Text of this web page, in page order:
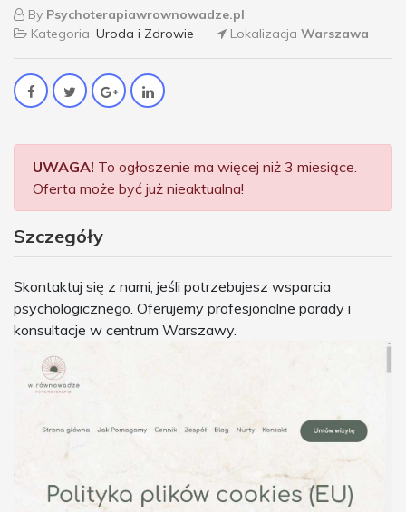
By Psychoterapiawrownowadze.pl
Kategoria Uroda i Zdrowie Lokalizacja Warszawa
UWAGA! To ogłoszenie ma więcej niż 3 miesiące.
Oferta może być już nieaktualna!
Szczegóły
Skontaktuj się z nami, jeśli potrzebujesz wsparcia
psychologicznego. Oferujemy profesjonalne porady i
konsultacje w centrum Warszawy.